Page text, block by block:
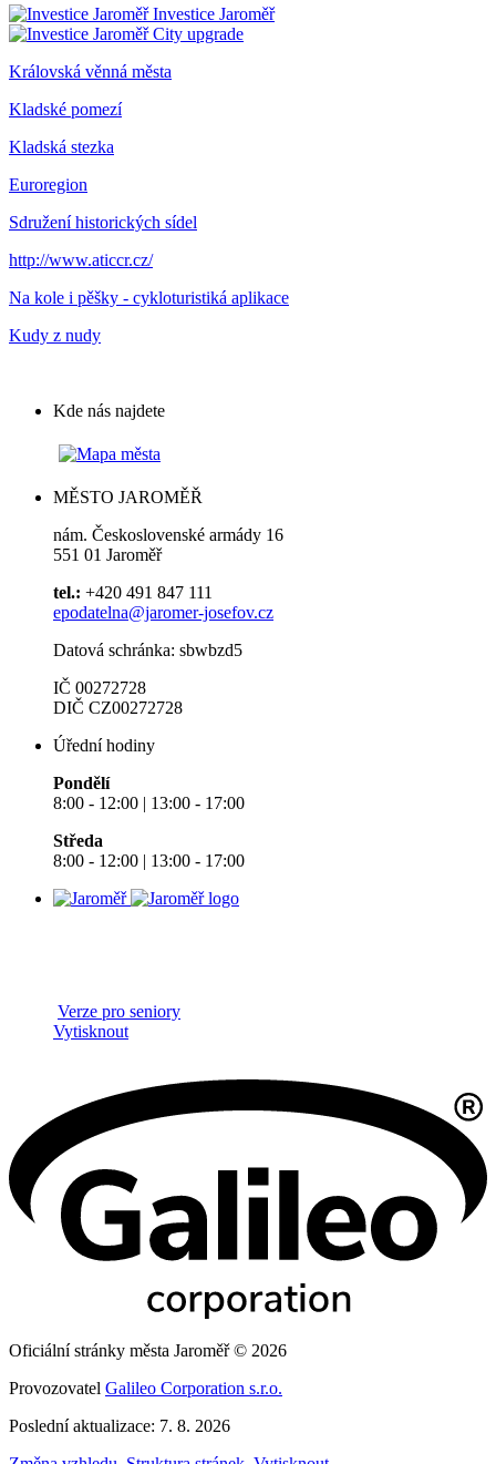
Investice Jaroměř
City upgrade
Královská věnná města
Kladské pomezí
Kladská stezka
Euroregion
Sdružení historických sídel
http://www.aticcr.cz/
Na kole i pěšky - cykloturistiká aplikace
Kudy z nudy
Kde nás najdete
MĚSTO JAROMĚŘ
nám. Československé armády 16
551 01 Jaroměř
tel.: +420 491 847 111
epodatelna@jaromer-josefov.cz
Datová schránka: sbwbzd5
IČ 00272728
DIČ CZ00272728
Úřední hodiny
Pondělí
8:00 - 12:00 | 13:00 - 17:00
Středa
8:00 - 12:00 | 13:00 - 17:00
Verze pro seniory
Vytisknout
Oficiální stránky města Jaroměř © 2026
Provozovatel Galileo Corporation s.r.o.
Poslední aktualizace: 7. 8. 2026